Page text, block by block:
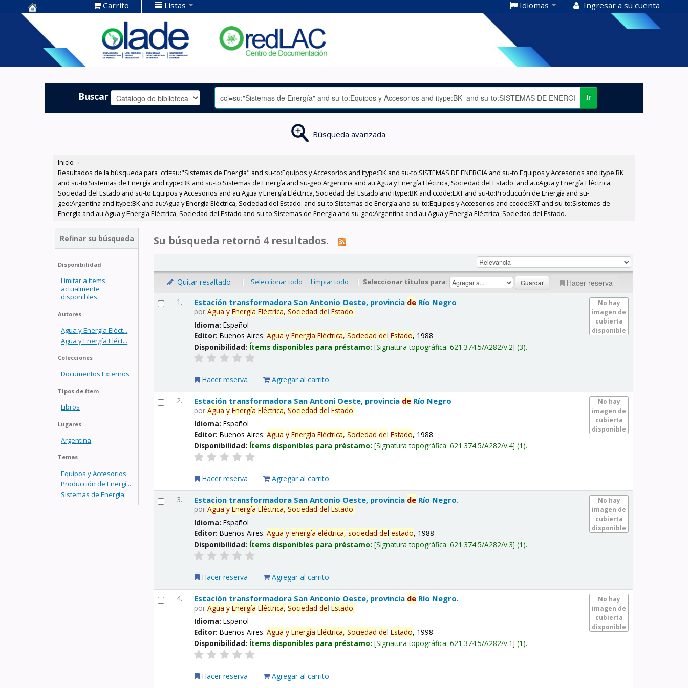
Centro de
Documentación
OLADE -
Carrito Listas Idiomas Ingresar a su cuenta
Buscar Ir
Búsqueda avanzada
Inicio ›
Resultados de la búsqueda para 'ccl=su:"Sistemas de Energía" and su-to:Equipos y Accesorios and itype:BK and su-to:SISTEMAS DE ENERGIA and su-to:Equipos y Accesorios and itype:BK
and su-to:Sistemas de Energía and itype:BK and su-to:Sistemas de Energía and su-geo:Argentina and au:Agua y Energía Eléctrica, Sociedad del Estado. and au:Agua y Energía Eléctrica,
Sociedad del Estado and su-to:Equipos y Accesorios and au:Agua y Energía Eléctrica, Sociedad del Estado and itype:BK and ccode:EXT and su-to:Producción de Energía and su-
geo:Argentina and itype:BK and au:Agua y Energía Eléctrica, Sociedad del Estado. and su-to:Sistemas de Energía and su-to:Equipos y Accesorios and ccode:EXT and su-to:Sistemas de
Energía and au:Agua y Energía Eléctrica, Sociedad del Estado and su-to:Sistemas de Energía and su-geo:Argentina and au:Agua y Energía Eléctrica, Sociedad del Estado.'
Refinar su búsqueda
Disponibilidad
Limitar a ítems
actualmente
disponibles.
Autores
Agua y Energía Eléct...
Agua y Energía Eléct...
Colecciones
Documentos Externos
Tipos de ítem
Libros
Lugares
Argentina
Temas
Equipos y Accesorios
Producción de Energí...
Sistemas de Energía
Su búsqueda retornó 4 resultados.
Quitar resaltado | Seleccionar todo Limpiar todo | Seleccionar títulos para: Hacer reserva
1.
No hay
imagen de
cubierta
disponible
Estación transformadora San Antonio Oeste, provincia de Río Negro
porAgua y Energía Eléctrica, Sociedad delEstado.
Idioma:Español
Editor:Buenos Aires:Agua y Energía Eléctrica, Sociedad delEstado, 1988
Disponibilidad: Ítems disponibles para préstamo: Signatura topográfica:621.374.5/A282/v.2 (3).
Hacer reserva Agregar al carrito
2.
No hay
imagen de
cubierta
disponible
Estación transformadora San Antoni Oeste, provincia de Río Negro
porAgua y Energía Eléctrica, Sociedad delEstado.
Idioma:Español
Editor:Buenos Aires:Agua y Energía Eléctrica, Sociedad delEstado, 1988
Disponibilidad: Ítems disponibles para préstamo: Signatura topográfica:621.374.5/A282/v.4 (1).
Hacer reserva Agregar al carrito
3.
No hay
imagen de
cubierta
disponible
Estacion transformadora San Antonio Oeste, provincia de Río Negro.
porAgua y Energía Eléctrica, Sociedad delEstado.
Idioma:Español
Editor:Buenos Aires:Agua y energía eléctrica, sociedad delestado, 1988
Disponibilidad: Ítems disponibles para préstamo: Signatura topográfica:621.374.5/A282/v.3 (1).
Hacer reserva Agregar al carrito
4.
No hay
imagen de
cubierta
disponible
Estación transformadora San Antonio Oeste, provincia de Río Negro.
porAgua y Energía Eléctrica, Sociedad delEstado.
Idioma:Español
Editor:Buenos Aires:Agua y Energía Eléctrica, Sociedad delEstado, 1998
Disponibilidad: Ítems disponibles para préstamo: Signatura topográfica:621.374.5/A282/v.1 (1).
Hacer reserva Agregar al carrito